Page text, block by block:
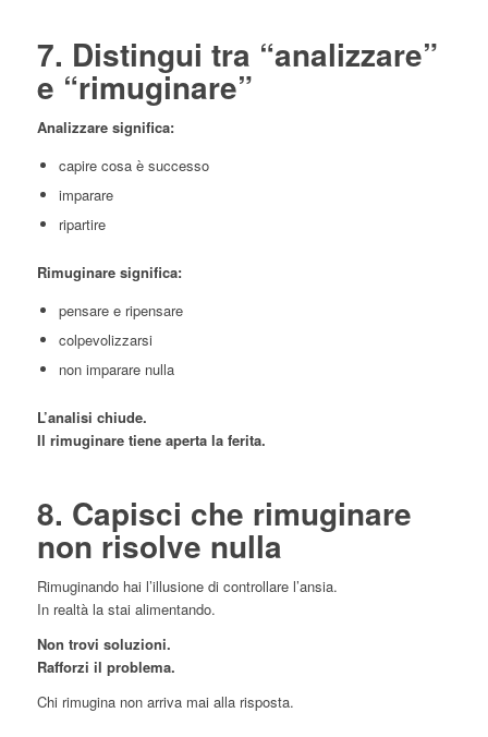
7. Distingui tra “analizzare”
e “rimuginare”
Analizzare significa:
capire cosa è successo
imparare
ripartire
Rimuginare significa:
pensare e ripensare
colpevolizzarsi
non imparare nulla
L’analisi chiude.
Il rimuginare tiene aperta la ferita.
8. Capisci che rimuginare
non risolve nulla
Rimuginando hai l’illusione di controllare l’ansia.
In realtà la stai alimentando.
Non trovi soluzioni.
Rafforzi il problema.
Chi rimugina non arriva mai alla risposta.